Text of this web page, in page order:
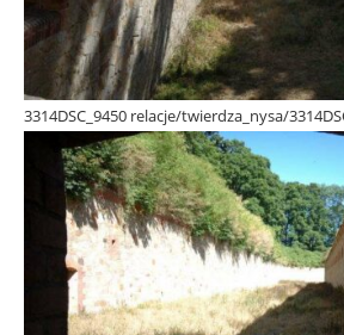
3314DSC_9450 relacje/twierdza_nysa/